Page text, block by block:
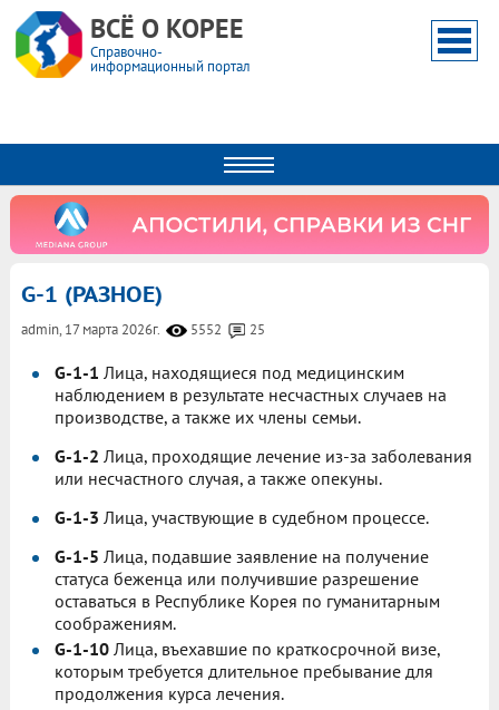
ВСЁ О КОРЕЕ
Справочно-
информационный портал
G-1 (РАЗНОЕ)
admin, 17 марта 2026г. 5552 25
G-1-1 Лица, находящиеся под медицинским
наблюдением в результате несчастных случаев на
производстве, а также их члены семьи.
G-1-2 Лица, проходящие лечение из-за заболевания
или несчастного случая, а также опекуны.
G-1-3 Лица, участвующие в судебном процессе.
G-1-5 Лица, подавшие заявление на получение
статуса беженца или получившие разрешение
оставаться в Республике Корея по гуманитарным
соображениям.
G-1-10 Лица, въехавшие по краткосрочной визе,
которым требуется длительное пребывание для
продолжения курса лечения.